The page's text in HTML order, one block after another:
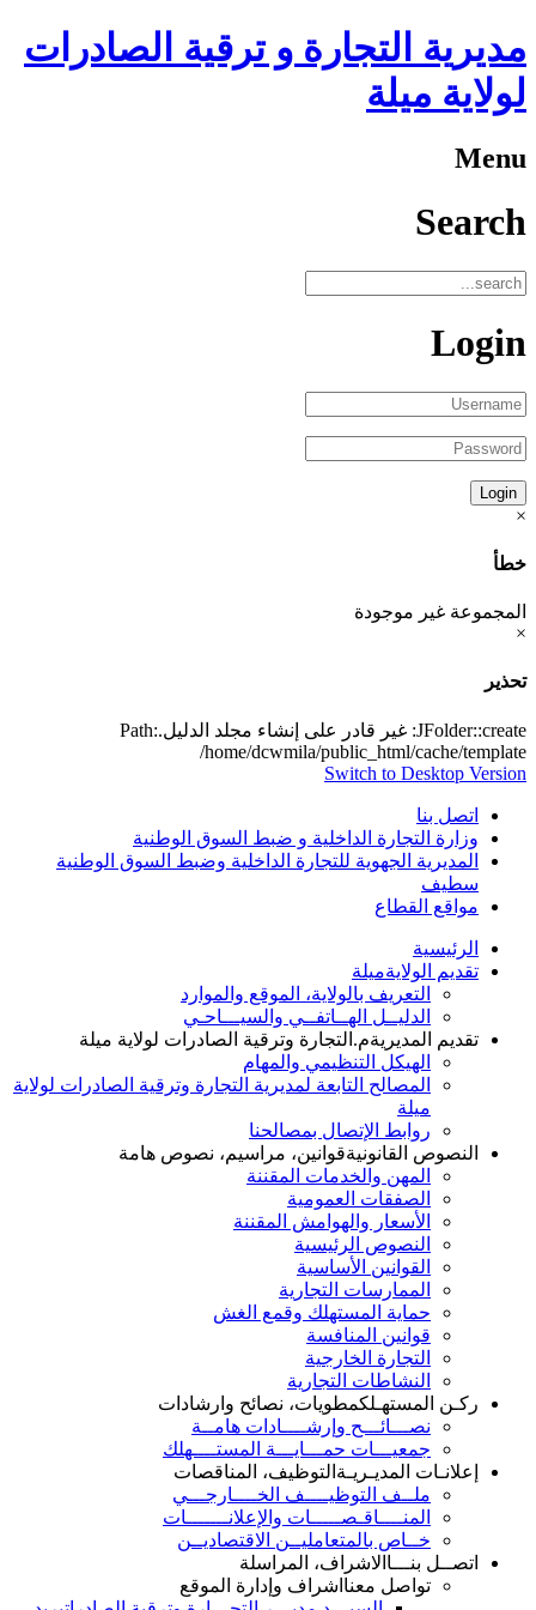
مديرية التجارة و ترقية الصادرات
لولاية ميلة
Menu
Search
Login
×
خطأ
المجموعة غير موجودة
×
تحذير
JFolder::create: غير قادر على إنشاء مجلد الدليل.Path:
/home/dcwmila/public_html/cache/template
Switch to Desktop Version
اتصل بنا
وزارة التجارة الداخلية و ضبط السوق الوطنية
المديرية الجهوية للتجارة الداخلية وضبط السوق الوطنية
سطيف
مواقع القطاع
الرئيسية
تقديم الولايةميلة
التعريف بالولاية، الموقع والموارد
الدليــل الهــاتفــي والسيـــاحـي
تقديم المديريةم.التجارة وترقية الصادرات لولاية ميلة
الهيكل التنظيمي والمهام
المصالح التابعة لمديرية التجارة وترقية الصادرات لولاية
ميلة
روابط الإتصال بمصالحنا
النصوص القانونيةقوانين، مراسيم، نصوص هامة
المهن والخدمات المقننة
الصفقات العمومية
الأسعار والهوامش المقننة
النصوص الرئيسية
القوانين الأساسية
الممارسات التجارية
حماية المستهلك وقمع الغش
قوانين المنافسة
التجارة الخارجية
النشاطات التجارية
ركـن المستهـلكمطويات، نصائح وارشادات
نصـــائـــح وإرشــــادات هامــة
جمعيـــات حمـــايـــة المستــــهلك
إعلانـات المديـريـة التوظيف، المناقصات
ملــف التوظيــــف الخــــارجـــي
المنــــاقـصـــــات والإعلانـــــــات
خــاص بالمتعامليــن الاقتصاديــن
اتصــل بنـــا الاشراف، المراسلة
تواصل معنا اشراف وإدارة الموقع